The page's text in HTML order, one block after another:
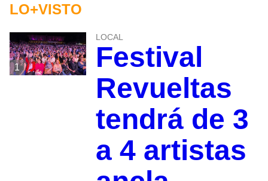
LO+VISTO
1
LOCAL
Festival
Revueltas
tendrá de 3
a 4 artistas